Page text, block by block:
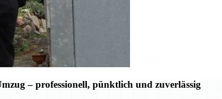
– professionell, pünktlich und zuverlässig